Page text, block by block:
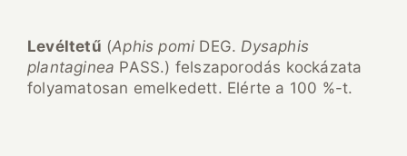
Levéltetu (Aphis pomi DEG.Dysaphis
plantaginea PASS.) felszaporodás kockázata
folyamatosan emelkedett. Elérte a 100 %-t.